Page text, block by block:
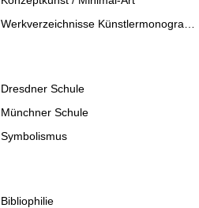
Werkverzeichnisse Künstlermonographien
Dresdner Schule
Münchner Schule
Symbolismus
Bibliophilie